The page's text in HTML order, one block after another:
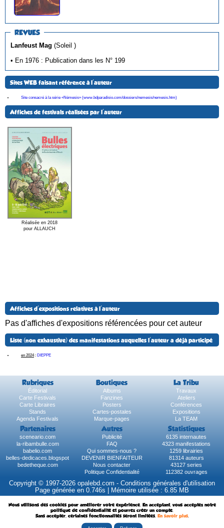
REVUES
Lanfeust Mag
(Soleil )
• En 1976 : Publication dans les N° 199
Sites WEB faisant référence à l'auteur
Site consacré à la série «Némesis» (www.bdparadisio.com/dossiers/nemesis/nemesis.htm)
Affiches de festivals réalisées par l'auteur
Réalisée en 2018
pour ALLAUCH
Affiches d'expositions relatives à l'auteur
Pas d'affiches d'expositions référencées pour cet auteur
Liste (non exhaustive) des manifestations auquelles l'auteur a déjà participé
en 2024: DIEPPE
Rubriques Boutiques La Tribu
Éditorial Albums
Travaux
Carte Festivals
Fanzines
Ateliers
Carte Libraires
Posters
Conférences
Stands
Cartes-postales
Expositions
Agenda Festivals
Marque-pages La TEAM
Partenaires Autres Statistiques
sceneario.com Publicité
6135 internautes
la-ribambulle.com
FAQ
4323 manifestations
babelio.com
Qui sommes-nous ?
1259 librairies
belles-dedicaces.blogspot
DEVENIR BIENFAITEUR
81314 auteurs
bedetheque.com
Nous contacter
43127 series
Politique Confidentialité
112382 ouvrages
Copyright © 1997-2026 opalebd.com - Conditions générales d'utilisation
Page générée en 0.746s | Mémoire utilisée : 6.85 MB
Nous utilisons des cookies pour améliorer votre expérience. En acceptant, vous acceptez notre
politique de confidentialité et pourrez créer un compte.
Sans accepter, certaines fonctionnalités seront limitées. En savoir plus.